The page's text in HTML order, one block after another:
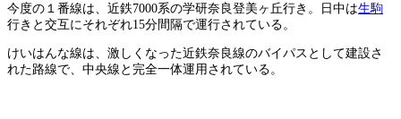
今度の１番線は、近鉄7000系の学研奈良登美ヶ丘行き。日中は生駒
行きと交互にそれぞれ15分間隔で運行されている。
けいはんな線は、激しくなった近鉄奈良線のバイパスとして建設さ
れた路線で、中央線と完全一体運用されている。